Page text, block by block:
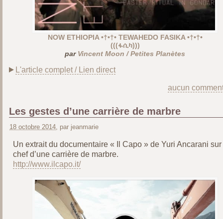
NOW ETHIOPIA •†•†• TEWAHEDO FASIKA •†•†•
(((ፋሲካ)))
par Vincent Moon / Petites Planètes
L'article complet / Lien direct
aucun
Les gestes d’une carrière de marbre
18 octobre 2014, par jeanmarie
Un extrait du documentaire « Il Capo » de Yuri Ancarani sur
chef d’une carrière de marbre.
http://www.ilcapo.it/